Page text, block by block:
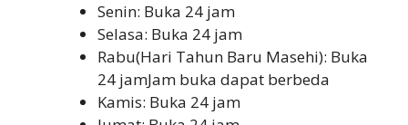
Senin: Buka 24 jam
Selasa: Buka 24 jam
Rabu(Hari Tahun Baru Masehi): Buka
24 jamJam buka dapat berbeda
Kamis: Buka 24 jam